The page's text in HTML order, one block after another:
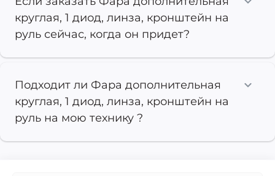
круглая, 1 диод, линза, кронштейн на
руль сейчас, когда он придет?
Подходит ли Фара дополнительная
круглая, 1 диод, линза, кронштейн на
руль на мою технику ?